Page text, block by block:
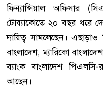
ফিন্যান্সিয়াল অফিসার
টোব্যাকোতে ২০ বছর ধরে
দায়িত্ব সামলেছেন।
বাংলাদেশ, ম্যারিকো
ব্যাংক বাংলাদেশ
আছেন।